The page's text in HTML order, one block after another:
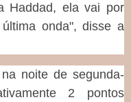
Haddad, ela vai por
onda", disse a
noite de segunda-
2 pontos